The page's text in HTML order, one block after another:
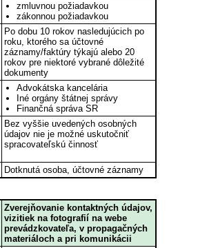
zmluvnou požiadavkou
zákonnou požiadavkou
Po dobu 10 rokov nasledujúcich po
roku, ktorého sa účtovné
záznamy/faktúry týkajú alebo 20
rokov pre niektoré vybrané dôležité
dokumenty
Advokátska kancelária
Iné orgány štátnej správy
Finančná správa SR
Bez vyššie uvedených osobných
údajov nie je možné uskutočniť
spracovateľskú činnosť
Dotknutá osoba, účtovné záznamy
Zverejňovanie kontaktných údajov,
vizitiek na fotografií na webe
prevádzkovateľa, v propagačných
materiáloch a pri komunikácii